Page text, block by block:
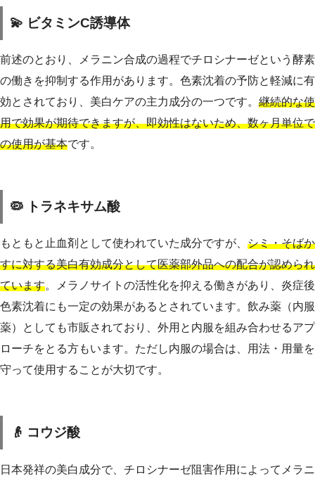
💫 ビタミンC誘導体
前述のとおり、メラニン合成の過程でチロシナーゼという酵素
の働きを抑制する作用があります。色素沈着の予防と軽減に有
効とされており、美白ケアの主力成分の一つです。 継続的な使
用で効果が期待できますが、即効性はないため、数ヶ月単位で
の使用が基本です。
🦠 トラネキサム酸
もともと止血剤として使われていた成分ですが、 シミ・そばか
すに対する美白有効成分として医薬部外品への配合が認められ
ています。メラノサイトの活性化を抑える働きがあり、炎症後
色素沈着にも一定の効果があるとされています。飲み薬（内服
薬）としても市販されており、外用と内服を組み合わせるアプ
ローチをとる方もいます。ただし内服の場合は、用法・用量を
守って使用することが大切です。
👴 コウジ酸
日本発祥の美白成分で、チロシナーゼ阻害作用によってメラニ